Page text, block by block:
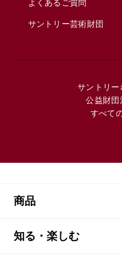
よくあるご質問
サントリー芸術財団
サントリー
公益財団
すべて
商品
商品TOP
知る・楽しむ